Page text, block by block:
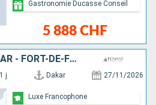
5 888 CHF
Gastronomie Ducasse Conseil
VOYAGE EN MER : DAKAR - FORT-DE-FRANCE
j Dakar 27/11/2026
Luxe Francophone